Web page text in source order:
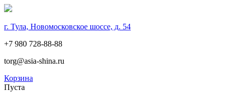
г. Тула, Новомосковское шоссе, д. 54
+7 980 728-88-88
torg@asia-shina.ru
Корзина
Пуста